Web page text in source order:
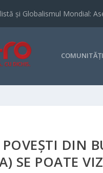
și Globalismul Mondial:
COMUNITĂȚI
DIN
SE POATE